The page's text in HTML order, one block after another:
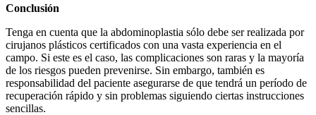
Conclusión
Tenga en cuenta que la abdominoplastia sólo debe ser realizada por
cirujanos plásticos certificados con una vasta experiencia en el
campo. Si este es el caso, las complicaciones son raras y la mayoría
de los riesgos pueden prevenirse. Sin embargo, también es
responsabilidad del paciente asegurarse de que tendrá un período de
recuperación rápido y sin problemas siguiendo ciertas instrucciones
sencillas.